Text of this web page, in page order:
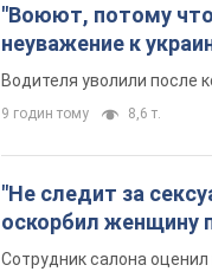
"Воюют, потому что
неуважение к
Водителя уволили после
9 годин тому 8,6 т.
"Не следит за
оскорбил женщину
Сотрудник салона